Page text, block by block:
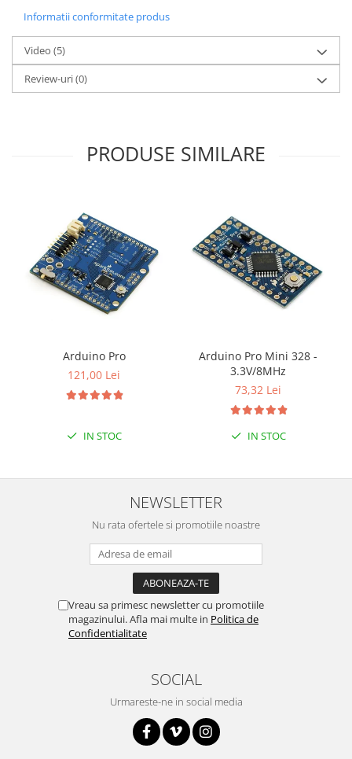
Informatii conformitate produs
Video (5)
Review-uri(0)
PRODUSE SIMILARE
Arduino Pro
121,00 Lei
IN STOC
Arduino Pro Mini 328 -
3.3V/8MHz
73,32 Lei
IN STOC
NEWSLETTER
Nu rata ofertele si promotiile noastre
Vreau sa primesc newsletter cu promotiile
magazinului. Afla mai multe in Politica de
Confidentialitate
SOCIAL
Urmareste-ne in social media